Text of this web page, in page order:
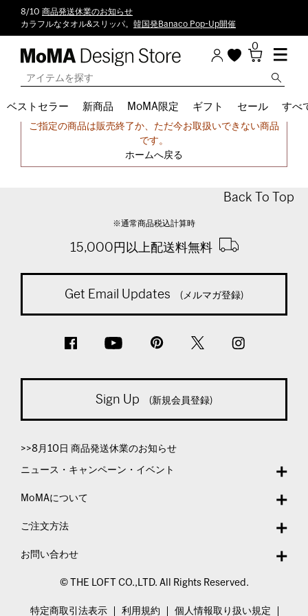
8/10 商品発送休業のお知らせ
カラフルなタオル&スリッパ。 韓国発Banaco Pop-Up開催
0
ベストセラー 新商品 MoMA限定 ギフト セール すべ
申し訳ございません。
ご指定の商品は販売終了か、ただ今お取扱いできない商品
です。
ホームへ戻る
Back To Top
※通常商品税込計算時
15,000円以上配送料無料
Get Email Updates (メルマガ登録)
Sign Up (新規会員登録)
>>8月10日 商品発送休業のお知らせ
ニュース・キャンペーン・イベント
MoMAについて
ご注文方法
お問い合わせ
© THE LOFT CO.,LTD. All Rights Reserved.
特定商取引法表示 利用規約 個人情報取り扱い規定